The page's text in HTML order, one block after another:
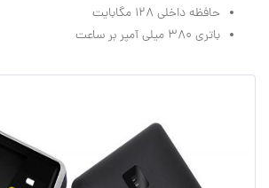
حافظه داخلی ۱۲۸ مگابایت
باتری ۳۸۰ میلی آمپر بر ساعت